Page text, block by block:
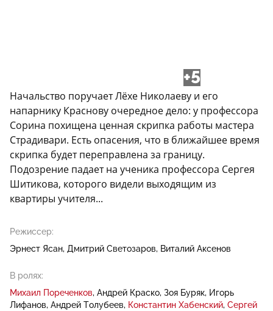
+5
Начальство поручает Лёхе Николаеву и его
напарнику Краснову очередное дело: у профессора
Сорина похищена ценная скрипка работы мастера
Страдивари. Есть опасения, что в ближайшее время
скрипка будет переправлена за границу.
Подозрение падает на ученика профессора Сергея
Шитикова, которого видели выходящим из
квартиры учителя...
Режиссер:
Эрнест Ясан Дмитрий Светозаров Виталий Аксенов
В ролях:
Михаил Пореченков Андрей Краско Зоя Буряк Игорь
Лифанов Андрей Толубеев Константин Хабенский Сергей